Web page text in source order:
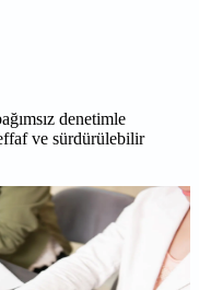
denetimle
ve sürdürülebilir